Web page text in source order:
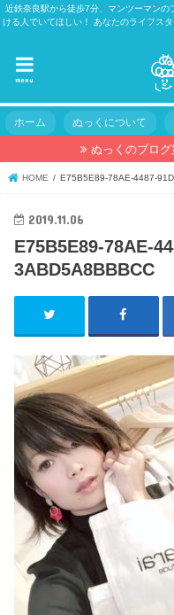
近鉄奈良駅から徒歩7分、マンツーマン
ける人でいてほしい！ あなたのライフス
menu
ホーム ぬっくについて
ぬっくのブロ
HOME E75B5E89-78AE-4487-
2019.11.06
E75B5E89-78AE-
3ABD5A8BBBCC